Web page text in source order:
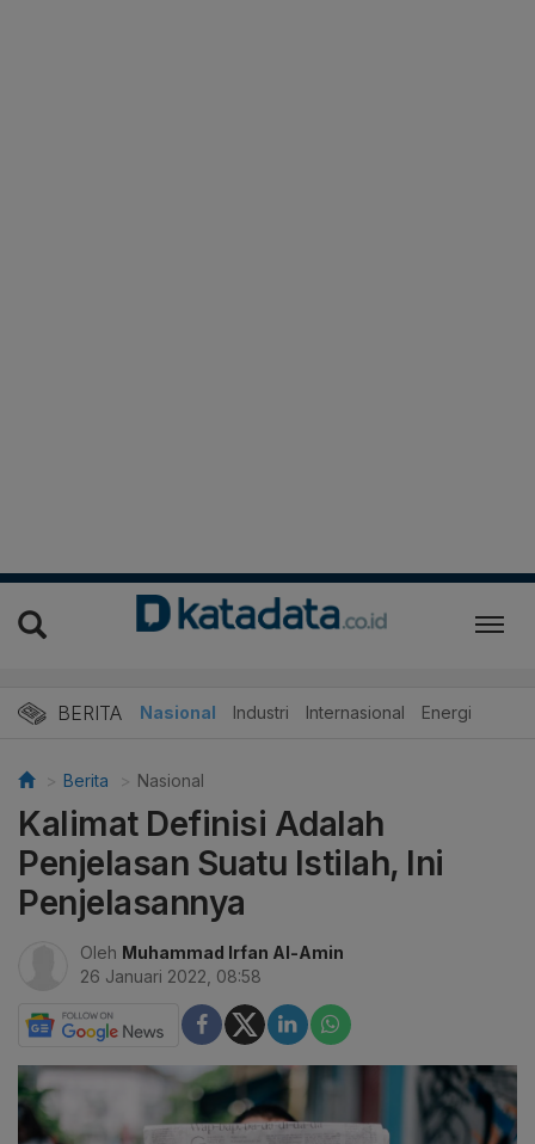
BERITA Nasional Industri Internasional Energi
Berita Nasional
Kalimat Definisi Adalah
Penjelasan Suatu Istilah, Ini
Penjelasannya
Oleh Muhammad Irfan Al-Amin
26 Januari 2022, 08:58